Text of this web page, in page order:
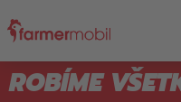
ROBÍME